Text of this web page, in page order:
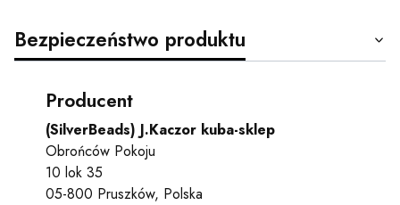
Bezpieczeństwo produktu
Producent
(SilverBeads) J.Kaczor kuba-sklep
Obrońców Pokoju
10 lok 35
05-800 Pruszków, Polska